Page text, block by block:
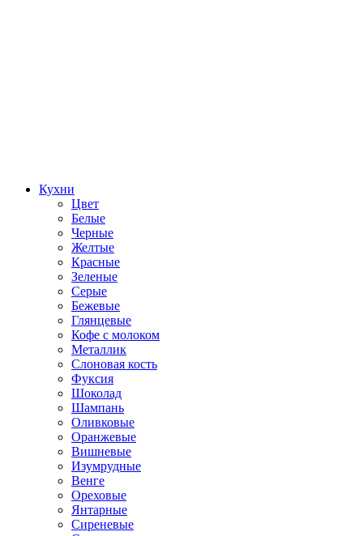
Кухни
Цвет
Белые
Черные
Желтые
Красные
Зеленые
Серые
Бежевые
Глянцевые
Кофе с молоком
Металлик
Слоновая кость
Фуксия
Шоколад
Шампань
Оливковые
Оранжевые
Вишневые
Изумрудные
Венге
Ореховые
Янтарные
Сиреневые